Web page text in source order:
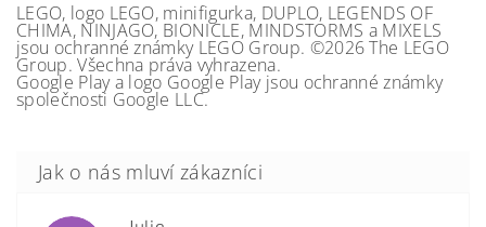
LEGO, logo LEGO, minifigurka, DUPLO, LEGENDS OF
CHIMA, NINJAGO, BIONICLE, MINDSTORMS a MIXELS
jsou ochranné známky LEGO Group. ©2026 The LEGO
Group. Všechna práva vyhrazena.
Google Play a logo Google Play jsou ochranné známky
společnosti Google LLC.